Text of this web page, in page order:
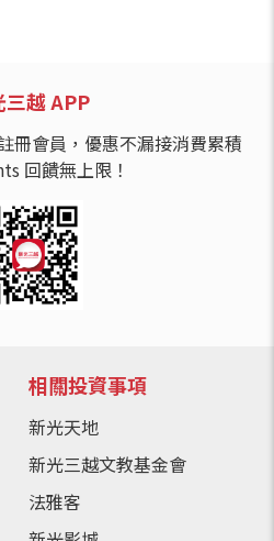
三越 APP
冊會員，優惠不漏接消費累積
回饋無上限！
相關投資事項
新光天地
新光三越文教基金會
法雅客